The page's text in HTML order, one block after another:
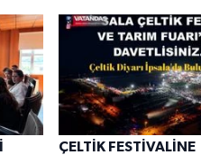
ÇELTİK FESTİVALİNE